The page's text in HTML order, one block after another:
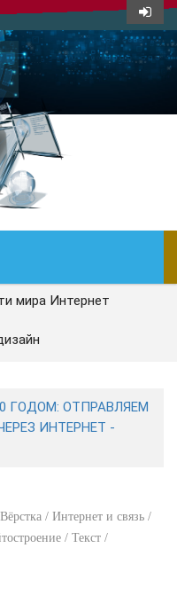
мира Интернет
ГОДОМ: ОТПРАВЛЯЕМ
ИНТЕРНЕТ -
/ Интернет и связь /
/ Текст /